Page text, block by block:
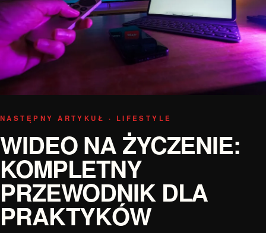
NASTĘPNY ARTYKUŁ · LIFESTYLE
WIDEO NA ŻYCZENIE:
KOMPLETNY
PRZEWODNIK DLA
PRAKTYKÓW